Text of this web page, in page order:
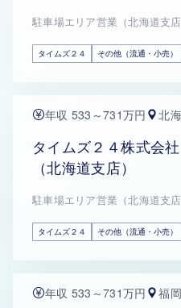
駐車場エリア営業（北海道支
タイムズ２４ その他（流通・小売）
年収 533～731万円 北
タイムズ２４株式会
（北海道支店）
駐車場エリア営業（北海道支店
タイムズ２４ その他（流通・小売）
年収 533～731万円 福